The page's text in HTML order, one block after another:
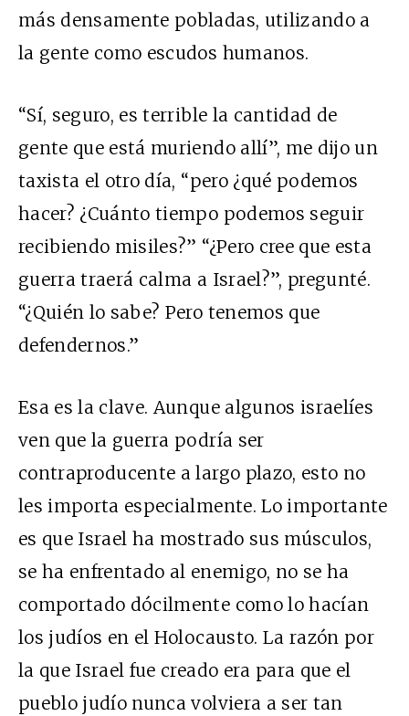
más densamente pobladas, utilizando a
la gente como escudos humanos.
“Sí, seguro, es terrible la cantidad de
gente que está muriendo allí”, me dijo un
taxista el otro día, “pero ¿qué podemos
hacer? ¿Cuánto tiempo podemos seguir
recibiendo misiles?” “¿Pero cree que esta
guerra traerá calma a Israel?”, pregunté.
“¿Quién lo sabe? Pero tenemos que
defendernos.”
Esa es la clave. Aunque algunos israelíes
ven que la guerra podría ser
contraproducente a largo plazo, esto no
les importa especialmente. Lo importante
es que Israel ha mostrado sus músculos,
se ha enfrentado al enemigo, no se ha
comportado dócilmente como lo hacían
los judíos en el Holocausto. La razón por
la que Israel fue creado era para que el
pueblo judío nunca volviera a ser tan